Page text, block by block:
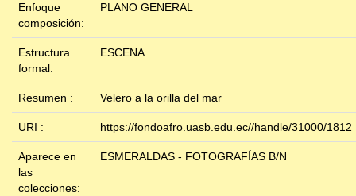
Enfoque
composición:
PLANO GENERAL
Estructura
formal:
ESCENA
Resumen : Velero a la orilla del mar
URI : https://fondoafro.uasb.edu.ec//handle/31000/1812
Aparece en
las
colecciones:
ESMERALDAS - FOTOGRAFÍAS B/N